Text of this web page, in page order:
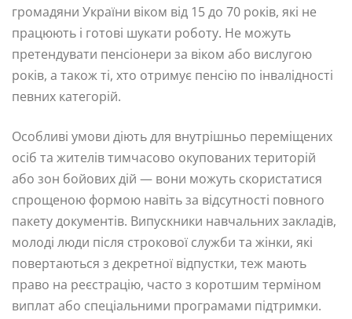
громадяни України віком від 15 до 70 років, які не
працюють і готові шукати роботу. Не можуть
претендувати пенсіонери за віком або вислугою
років, а також ті, хто отримує пенсію по інвалідності
певних категорій.
Особливі умови діють для внутрішньо переміщених
осіб та жителів тимчасово окупованих територій
або зон бойових дій — вони можуть скористатися
спрощеною формою навіть за відсутності повного
пакету документів. Випускники навчальних закладів,
молоді люди після строкової служби та жінки, які
повертаються з декретної відпустки, теж мають
право на реєстрацію, часто з коротшим терміном
виплат або спеціальними програмами підтримки.